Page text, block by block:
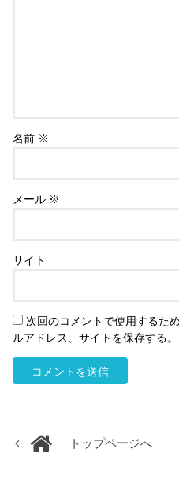
名前 ※
メール ※
サイト
次回のコメントで使用するた
ルアドレス、サイトを保存する。
トップページへ